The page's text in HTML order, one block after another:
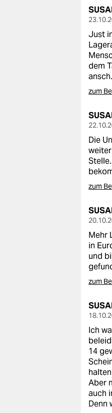
Just
dem
zum
Die
zum
Mehr
in
und
zum
Ich
14
Aber
auch
Denn